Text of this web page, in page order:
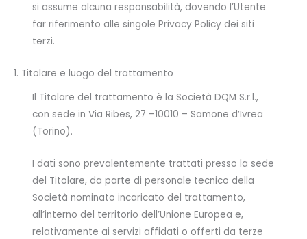
si assume alcuna responsabilità, dovendo l’Utente
far riferimento alle singole Privacy Policy dei siti
terzi.
1. Titolare e luogo del trattamento
Il Titolare del trattamento è la Società DQM S.r.l.,
con sede in Via Ribes, 27 –10010 – Samone d’Ivrea
(Torino).
I dati sono prevalentemente trattati presso la sede
del Titolare, da parte di personale tecnico della
Società nominato incaricato del trattamento,
all’interno del territorio dell’Unione Europea e,
relativamente ai servizi affidati o offerti da terze